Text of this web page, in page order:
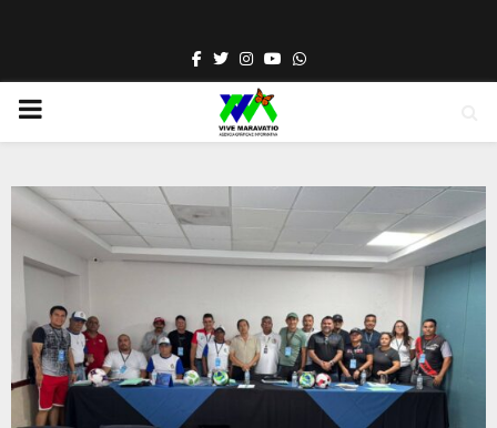
Facebook
TwitterInstagram
YoutubeWhatsapp
PRIMARY